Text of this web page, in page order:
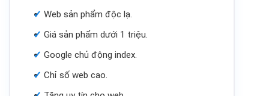
Web sản phẩm độc lạ.
Giá sản phẩm dưới 1 triệu.
Google chủ động index.
Chỉ số web cao.